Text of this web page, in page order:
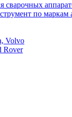
сварочных
по маркам
Volvo
Rover